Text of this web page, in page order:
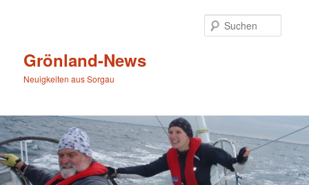
Grönland-News
Neuigkeiten aus Sorgau